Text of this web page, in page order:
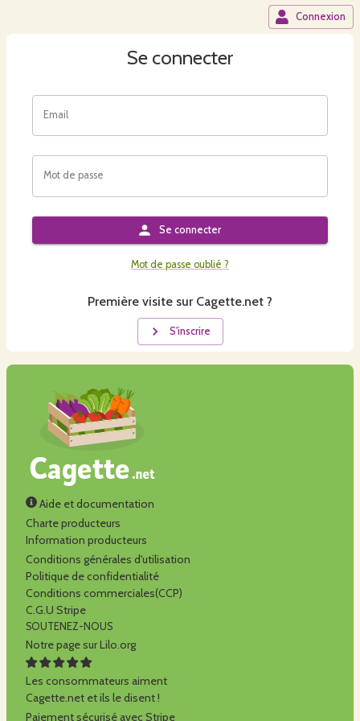
Connexion
Se connecter
Email
Mot de passe
Se connecter
Mot de passe oublié ?
Première visite sur Cagette.net ?
S'inscrire
Aide et documentation
Charte producteurs
Information producteurs
Conditions générales d'utilisation
Politique de confidentialité
Conditions commerciales(CCP)
C.G.U Stripe
SOUTENEZ-NOUS
Notre page sur Lilo.org
Les consommateurs aiment
Cagette.net et ils le disent !
Paiement sécurisé avec Stripe